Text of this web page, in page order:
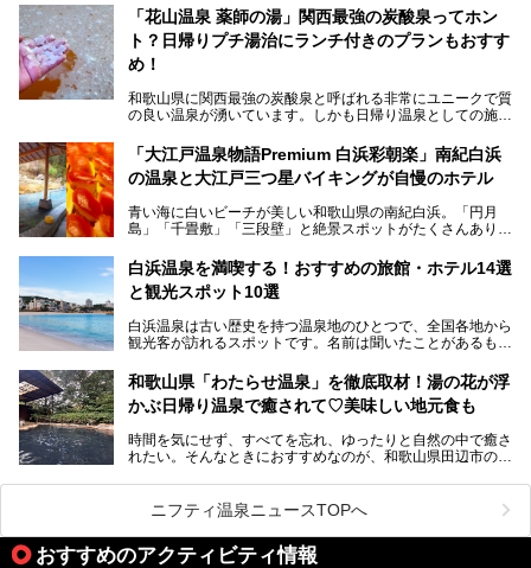
泉。日本一長いエスカレーターで「本館」と「山上館」を結
び、海を一望する絶景も。
6ヵ所のお風呂のうち5ヵ所までは日帰り入浴も可。可愛ら
しいカメさんの形の送迎船「浦島丸」に乗っていざ、温泉の
湧く竜宮城へ！
───
提供元：那智勝浦町【PR】
この記事は那智勝浦町のPR記事です。
「花山温泉 薬師の湯」関西最強の炭酸泉ってホン
ト？日帰りプチ湯治にランチ付きのプランもおすす
め！
和歌山県に関西最強の炭酸泉と呼ばれる非常にユニークで質
の良い温泉が湧いています。しかも日帰り温泉としての施設
薬師の湯」。朝一番のお風呂にはパリパリシャリシャリと膜
が張って、それを砕きながら入浴できるとか！
ンチに人気のお食事処メニューも紹介しちゃいます！
「大江戸温泉物語Premium 白浜彩朝楽」南紀白浜
の温泉と大江戸三つ星バイキングが自慢のホテル
青い海に白いビーチが美しい和歌山県の南紀白浜。「円月
島」「千畳敷」「三段壁」と絶景スポットがたくさんありま
場する歴史の古さから日本三古湯の一つにも。
そんな「南紀白浜温泉」の「大江戸温泉物語Premium 白浜
グ」がスタートしました。温泉＆バイキング＆レジャースポ
ットとしてのこのホテルの魅力をたっぷり体験してきたので
───
提供元：大江戸温泉物語ホテルズ＆リゾーツ株式会社【P
この記事は大江戸温泉物語Premium 白浜彩朝楽のPR記事で
す。
白浜温泉を満喫する！おすすめの旅館・ホテル14選
と観光スポット10選
白浜温泉は古い歴史を持つ温泉地のひとつで、全国各地から
観光客が訪れるスポットです。名前は聞いたことがあるもの
か、実は知らない方も多いのではないでしょうか。
そこで今回は、白浜温泉ビギナー向けの基本情報をご紹介し
浜温泉を訪れるなら外せない観光スポットも合わせてご紹介
します。
和歌山県「わたらせ温泉」を徹底取材！湯の花が浮
かぶ日帰り温泉で癒されて♡美味しい地元食も
時間を気にせず、すべてを忘れ、ゆったりと自然の中で癒さ
れたい。そんなときにおすすめなのが、和歌山県田辺市の
の豊かな山々を眺めながら、どんどん期待が膨らみますよ。
「わたらせ温泉」では、温泉に入れるだけではなく、地元の
特産品を使った食事をいただける「露天食堂」でお腹も満た
すことができます。ぜひチェックしてくださいね。
ニフティ温泉ニュースTOPへ
おすすめのアクティビティ情報